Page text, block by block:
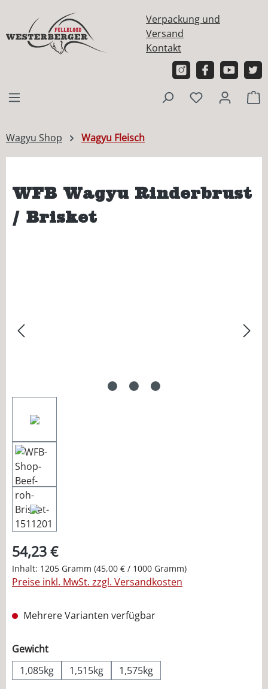
Verpackung und
Versand
Kontakt
Wagyu Shop Wagyu Fleisch
WFB Wagyu Rinderbrust
/ Brisket
54,23 €
Inhalt: 1205 Gramm (45,00 € / 1000 Gramm)
Preise inkl. MwSt. zzgl. Versandkosten
Mehrere Varianten verfügbar
Gewichtauswählen
1,085kg
1,515kg 1,575kg